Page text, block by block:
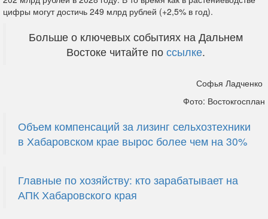
цифры могут достичь 249 млрд рублей (+2,5% в год).
Больше о ключевых событиях на Дальнем
Востоке читайте по ссылке.
Софья Ладченко
Фото: Востокгосплан
Объем компенсаций за лизинг сельхозтехники
в Хабаровском крае вырос более чем на 30%
Главные по хозяйству: кто зарабатывает на
АПК Хабаровского края